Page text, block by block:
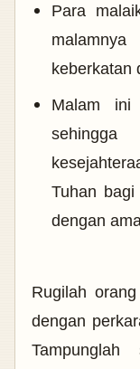
Para
malamnya
keberkatan
Malam ini
Tuhan bagi
dengan
Rugilah
dengan